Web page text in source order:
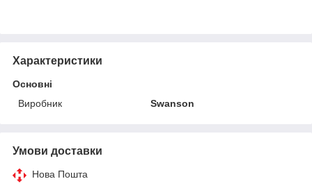
Характеристики
Основні
Виробник
Swanson
Умови доставки
Нова Пошта